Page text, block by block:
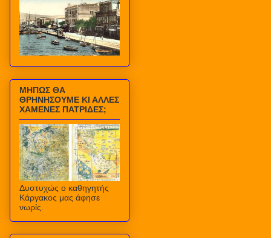
ΜΗΠΩΣ ΘΑ
ΘΡΗΝΗΣΟΥΜΕ ΚΙ ΑΛΛΕΣ
ΧΑΜΕΝΕΣ ΠΑΤΡΙΔΕΣ;
Δυστυχώς ο καθηγητής
Κάργακος μας άφησε
νωρίς.